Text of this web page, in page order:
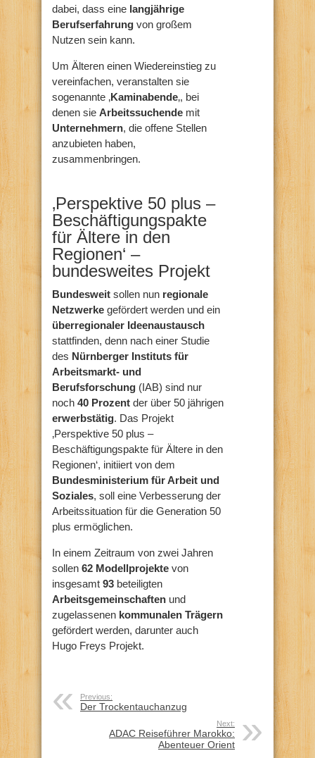
dabei, dass eine langjährige
Berufserfahrung von großem
Nutzen sein kann.
Um Älteren einen Wiedereinstieg zu
vereinfachen, veranstalten sie
sogenannte ‚Kaminabende‚, bei
denen sie Arbeitssuchende mit
Unternehmern, die offene Stellen
anzubieten haben,
zusammenbringen.
‚Perspektive 50 plus –
Beschäftigungspakte
für Ältere in den
Regionen‘ –
bundesweites Projekt
Bundesweit sollen nun regionale
Netzwerke gefördert werden und ein
überregionaler Ideenaustausch
stattfinden, denn nach einer Studie
des Nürnberger Instituts für
Arbeitsmarkt- und
Berufsforschung (IAB) sind nur
noch 40 Prozent der über 50 jährigen
erwerbstätig. Das Projekt
‚Perspektive 50 plus –
Beschäftigungspakte für Ältere in den
Regionen‘, initiiert von dem
Bundesministerium für Arbeit und
Soziales, soll eine Verbesserung der
Arbeitssituation für die Generation 50
plus ermöglichen.
In einem Zeitraum von zwei Jahren
sollen 62 Modellprojekte von
insgesamt 93 beteiligten
Arbeitsgemeinschaften und
zugelassenen kommunalen Trägern
gefördert werden, darunter auch
Hugo Freys Projekt.
Previous:
Der Trockentauchanzug
Next:
ADAC Reiseführer Marokko:
Abenteuer Orient